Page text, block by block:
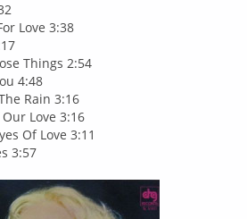
Love 3:38
Things 2:54
4:48
Rain 3:16
Love 3:16
Of Love 3:11
3:57